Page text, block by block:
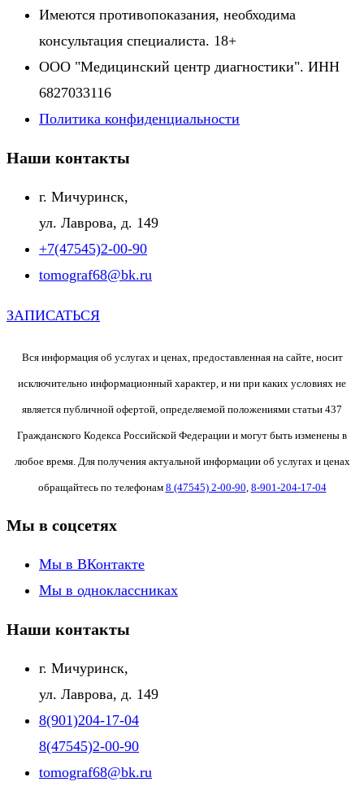
Имеются противопоказания, необходима
консультация специалиста. 18+
ООО "Медицинский центр диагностики". ИНН
6827033116
Политика конфиденциальности
Наши контакты
г. Мичуринск,
ул. Лаврова, д. 149
+7(47545)2-00-90
tomograf68@bk.ru
ЗАПИСАТЬСЯ
Вся информация об услугах и ценах, предоставленная на сайте, носит
исключительно информационный характер, и ни при каких условиях не
является публичной офертой, определяемой положениями статьи 437
Гражданского Кодекса Российской Федерации и могут быть изменены в
любое время. Для получения актуальной информации об услугах и ценах
обращайтесь по телефонам 8 (47545) 2-00-90 8-901-204-17-04
Мы в соцсетях
Мы в ВКонтакте
Мы в одноклассниках
Наши контакты
г. Мичуринск,
ул. Лаврова, д. 149
8(901)204-17-04
8(47545)2-00-90
tomograf68@bk.ru